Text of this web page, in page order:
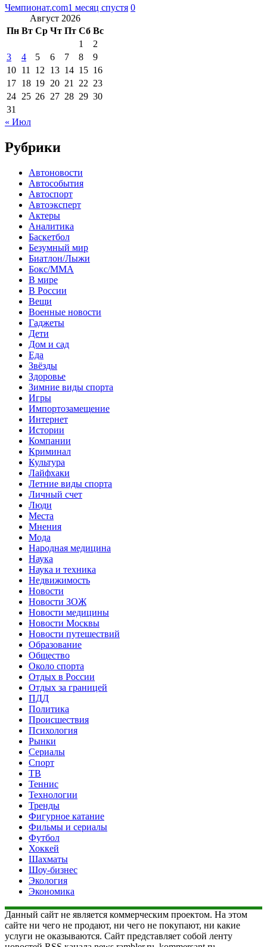
Чемпионат.com1 месяц спустя 0
Август 2026
Пн Вт Ср Чт Пт Сб Вс
1
2
3
4 5 6 7 8
9
10 11 12 13 14 15 16
17 18 19 20 21 22 23
24 25 26 27 28 29 30
31
« Июл
Рубрики
Автоновости
Автособытия
Автоспорт
Автоэксперт
Актеры
Аналитика
Баскетбол
Безумный мир
Биатлон/Лыжи
Бокс/MMA
В мире
В России
Вещи
Военные новости
Гаджеты
Дети
Дом и сад
Еда
Звёзды
Здоровье
Зимние виды спорта
Игры
Импортозамещение
Интернет
Истории
Компании
Криминал
Культура
Лайфхаки
Летние виды спорта
Личный счет
Люди
Места
Мнения
Мода
Народная медицина
Наука
Наука и техника
Недвижимость
Новости
Новости ЗОЖ
Новости медицины
Новости Москвы
Новости путешествий
Образование
Общество
Около спорта
Отдых в России
Отдых за границей
ПДД
Политика
Происшествия
Психология
Рынки
Сериалы
Спорт
ТВ
Теннис
Технологии
Тренды
Фигурное катание
Фильмы и сериалы
Футбол
Хоккей
Шахматы
Шоу-бизнес
Экология
Экономика
Данный сайт не является коммерческим проектом. На этом
сайте ни чего не продают, ни чего не покупают, ни какие
услуги не оказываются. Сайт представляет собой ленту